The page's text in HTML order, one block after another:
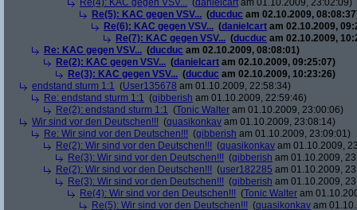
Re(4): KAC gegen VSV... (danielcart am 01.10.2009, 23:02:09)
Re(5): KAC gegen VSV... (ducduc am 02.10.2009,
Re(6): KAC gegen VSV... (danielcart am 02.10.2009,
Re(7): KAC gegen VSV... (ducduc am 02.10.2009,
Re: KAC gegen VSV... (ducduc am 02.10.2009, 08:08:01)
Re(2): KAC gegen VSV... (danielcart am 02.10.2009, 09:25:07)
Re(3): KAC gegen VSV... (ducduc am 02.10.2009, 10:23:26)
endstand sturm 1:1 (User135678 am 01.10.2009, 22:58:34)
Re: endstand sturm 1:1 (gibberish am 01.10.2009, 22:59:46)
Re(2): endstand sturm 1:1 (Tonic Walter am 01.10.2009, 23:00:06)
Wir sind vor den Deutschen!!! (quasikonkav am 01.10.2009, 23:08:14)
Re: Wir sind vor den Deutschen!!! (gibberish am 01.10.2009, 23:09:01)
Re(2): Wir sind vor den Deutschen!!! (quasikonkav am 01.10.2009,
Re(3): Wir sind vor den Deutschen!!! (gibberish am 01.10.2009,
Re(2): Wir sind vor den Deutschen!!! (user182285 am 01.10.2009,
Re(3): Wir sind vor den Deutschen!!! (gibberish am 01.10.2009,
Re(4): Wir sind vor den Deutschen!!! (Tonic Walter am
Re(5): Wir sind vor den Deutschen!!! (quasikonkav am